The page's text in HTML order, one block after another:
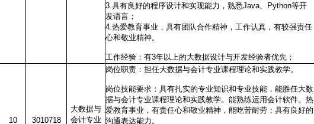
3.具有良好的程序设计和实现能力，熟悉Java、Python等开
发语言；
4.热爱教育事业，具有团队合作精神，工作认真，有较强责任
心和敬业精神。
工作经验：有3年以上的大数据设计与开发经验者优先；
10 3010718
大数据与
会计专业
岗位职责：担任大数据与会计专业课程理论和实践教学。
岗位技能要求：具有扎实的专业知识和专业技能，能胜任大数
据与会计专业课程理论和实践教学。能熟练运用会计软件。热
爱教育事业，有责任心和敬业精神，能吃苦耐劳；具有良好的
沟通表达能力。